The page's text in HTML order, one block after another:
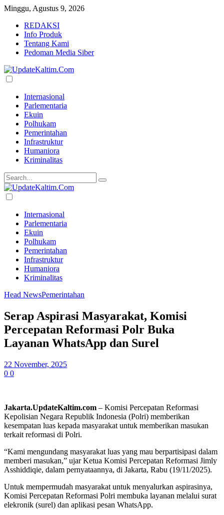
Minggu, Agustus 9, 2026
REDAKSI
Info Produk
Tentang Kami
Pedoman Media Siber
Internasional
Parlementaria
Ekuin
Polhukam
Pemerintahan
Infrastruktur
Humaniora
Kriminalitas
Internasional
Parlementaria
Ekuin
Polhukam
Pemerintahan
Infrastruktur
Humaniora
Kriminalitas
Head NewsPemerintahan
Serap Aspirasi Masyarakat, Komisi
Percepatan Reformasi Polr Buka
Layanan WhatsApp dan Surel
22 November, 2025
0 0
Jakarta.UpdateKaltim.com – Komisi Percepatan Reformasi
Kepolisian Negara Republik Indonesia (Polri) memberikan
kesempatan luas kepada masyarakat untuk memberikan masukan
terkait reformasi di Polri.
“Kami mengundang masyarakat luas yang mau berpartisipasi dalam
memberi masukan,” ujar Ketua Komisi Percepatan Reformasi Jimly
Asshiddiqie, dalam pernyataannya, di Jakarta, Rabu (19/11/2025).
Untuk mempermudah masyarakat untuk menyalurkan aspirasinya,
Komisi Percepatan Reformasi Polri membuka layanan melalui surat
elekronik (surel) dan aplikasi pesan WhatsApp.